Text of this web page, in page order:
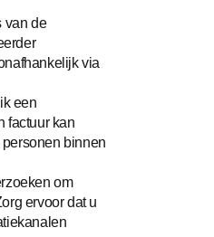
van de
via
een
factuur kan
binnen
om
ervoor dat u